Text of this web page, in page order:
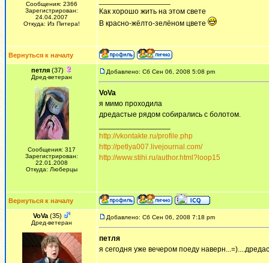
Сообщения: 2366
Зарегистрирован:
24.04.2007
Откуда: Из Питера!
Как хорошо жить на этом свете
В красно-жёлто-зелёном цвете
Вернуться к началу
петля (37)
Дред-ветеран
Сообщения: 317
Зарегистрирован:
22.01.2008
Откуда: Люберцы
Добавлено: Сб Сен 06, 2008 5:08 pm
VoVa
я мимо проходила
дредастые рядом собирались с болотом.
http://vkontakte.ru/profile.php
http://petlya007.livejournal.com/
http://www.stihi.ru/author.html?loop15
Вернуться к началу
VoVa (35)
Дред-ветеран
Добавлено: Сб Сен 06, 2008 7:18 pm
петля
я сегодня уже вечером поеду